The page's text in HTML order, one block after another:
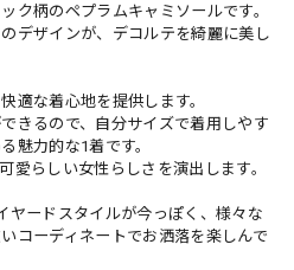
ク柄のペプラムキャミソールです。
デザインが、デコルテを綺麗に美し
適な着心地を提供します。
きるので、自分サイズで着用しやす
魅力的な1着です。
愛らしい女性らしさを演出します。
ヤードスタイルが今っぽく、様々な
コーディネートでお洒落を楽しんで